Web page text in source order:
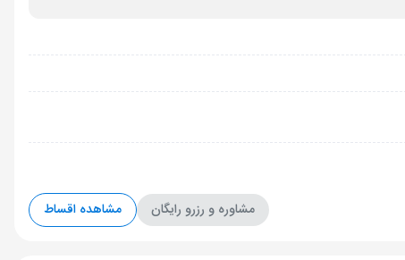
مشاوره و رزرو رایگان مشاهده اقساط